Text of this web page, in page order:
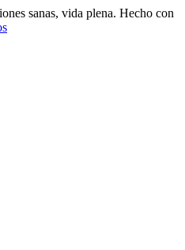
sanas, vida plena. Hecho con